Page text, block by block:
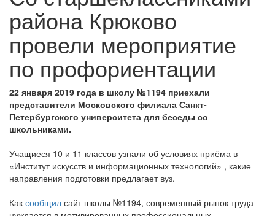
района Крюково
провели мероприятие
по профориентации
22 января 2019 года в школу №1194 приехали
представители Московского филиала Санкт-
Петербургского университета для беседы со
школьниками.
Учащиеся 10 и 11 классов узнали об условиях приёма в
«Институт искусств и информационных технологий» , какие
направления подготовки предлагает вуз.
Как сообщил сайт школы №1194, современный рынок труда